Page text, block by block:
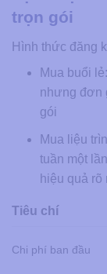
trọn gói
Hình thức đăng
Mua buổi
nhưng đơn
gói
Mua liệu
tuần một
hiệu quả rõ
Tiêu chí
Chi phí ban đầu